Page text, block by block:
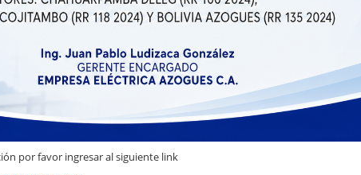
por favor ingresar al siguiente link